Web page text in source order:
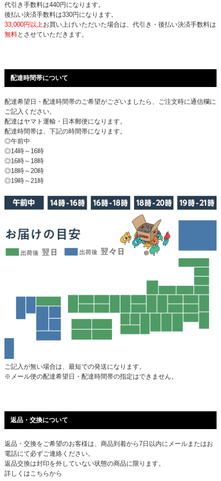
代引き手数料は440円になります。
後払い決済手数料は330円になります。
33,000円以上お買い上げいただいた場合は、代引き・後払い決済手数料は
無料とさせていただきます。
配達時間帯について
配達希望日・配達時間帯のご希望がございましたら、ご注文時に通信欄に
ご記入ください。
配達はヤマト運輸・日本郵便になります。
配達時間帯は、下記の時間帯になります。
◎午前中
◎14時～16時
◎16時～18時
◎18時～20時
◎19時～21時
ご記入が無い場合は、最短での発送になります。
※メール便の配達希望日・配達時間帯の指定はできません。
返品・交換について
返品・交換をご希望のお客様は、商品到着から7日以内にメールまたはお
電話にて必ずご連絡ください。
返品交換は封印を外していない状態の商品に限ります。
詳しくはこちらから